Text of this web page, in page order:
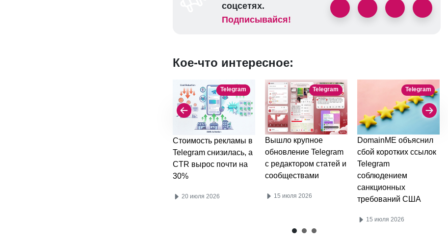
соцсетях.
Подписывайся!
Кое-что интересное:
Telegram
Стоимость рекламы в
Telegram снизилась, а
CTR вырос почти на
30%
20 июля 2026
Telegram
Вышло крупное
обновление Telegram
с редактором статей и
сообществами
15 июля 2026
Telegram
DomainME объяснил
сбой коротких ссылок
Telegram
соблюдением
санкционных
требований США
15 июля 2026